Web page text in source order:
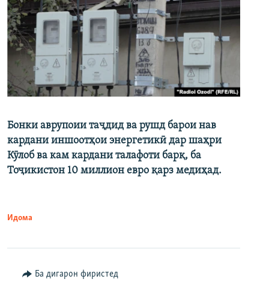
Бонки аврупоии таҷдид ва рушд барои нав
кардани иншоотҳои энергетикӣ дар шаҳри
Кӯлоб ва кам кардани талафоти барқ, ба
Тоҷикистон 10 миллион евро қарз медиҳад.
Идома
Ба дигарон фиристед